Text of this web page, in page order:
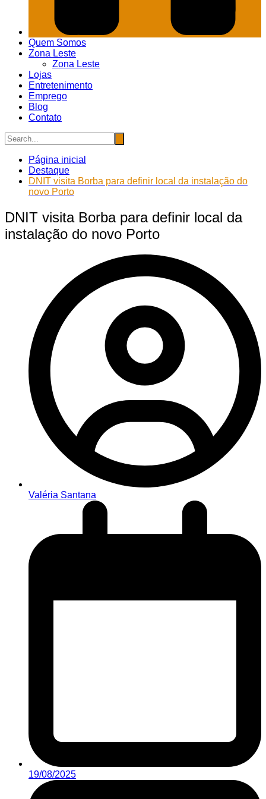
Quem Somos
Zona Leste
Zona Leste
Lojas
Entretenimento
Emprego
Blog
Contato
Página inicial
Destaque
DNIT visita Borba para definir local da instalação do
novo Porto
DNIT visita Borba para definir local da
instalação do novo Porto
Valéria Santana
19/08/2025